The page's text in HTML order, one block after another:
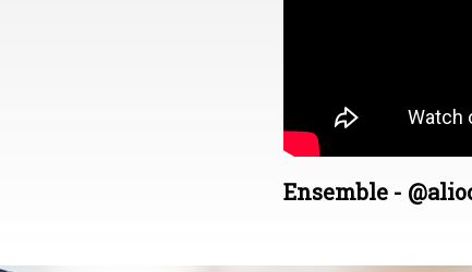
Ensemble -